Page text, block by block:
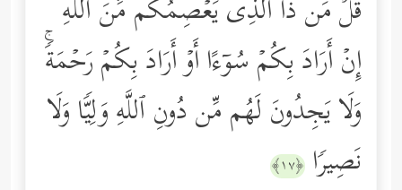
قُلۡ مَن ذَا ٱلَّذِی یَعۡصِمُكُم مِّنَ ٱللَّهِ
إِنۡ أَرَادَ بِكُمۡ سُوۤءًا أَوۡ أَرَادَ بِكُمۡ رَحۡمَةࣰۚ
وَلَا یَجِدُونَ لَهُم مِّن دُونِ ٱللَّهِ وَلِیࣰّا وَلَا
نَصِیرࣰا ﴿١٧﴾